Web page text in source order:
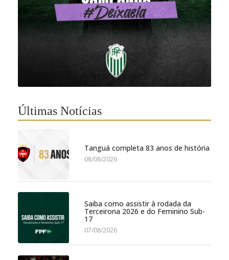
Últimas Notícias
Tanguá completa 83 anos de história
08/08/2026
Saiba como assistir à rodada da
Terceirona 2026 e do Feminino Sub-
17
07/08/2026